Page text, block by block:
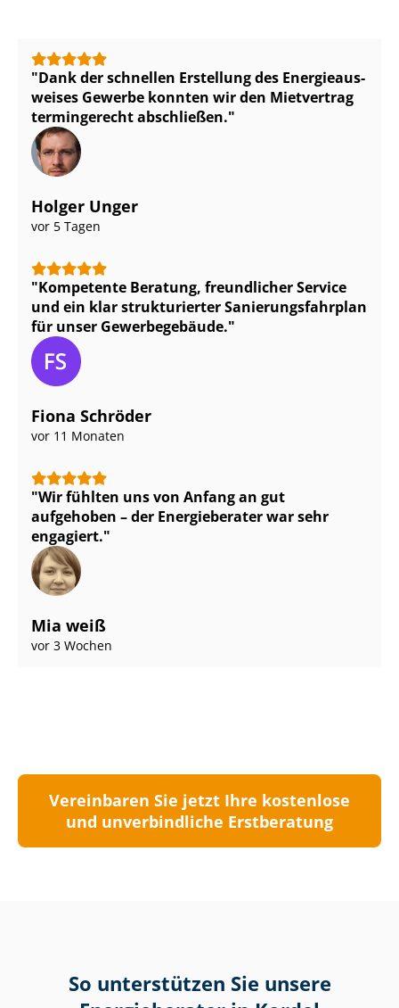
Dank der schnellen Erstellung des En­er­gie­aus­
wei­ses Gewerbe konnten wir den Mietvertrag
termingerecht abschließen.
Holger Unger
vor 5 Tagen
Kompetente Beratung, freundlicher Service
und ein klar strukturierter Sa­nie­rungs­fahr­plan
für unser Gewerbegebäude.
Fiona Schröder
vor 11 Monaten
Wir fühlten uns von Anfang an gut
aufgehoben – der Energieberater war sehr
engagiert.
Mia weiß
vor 3 Wochen
Vereinbaren Sie jetzt Ihre kostenlose
und unverbindliche Erstberatung
So unterstützen Sie unsere